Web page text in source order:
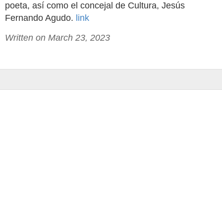
poeta, así como el concejal de Cultura, Jesús
Fernando Agudo. link
Written on March 23, 2023